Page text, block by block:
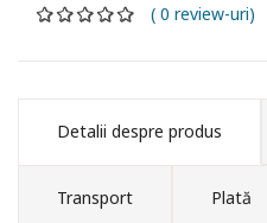
( 0 review-uri)
Detalii despre produs
Transport Plată